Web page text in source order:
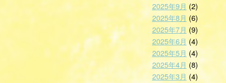
2025年9月 (2)
2025年8月 (6)
2025年7月 (9)
2025年6月(4)
2025年5月 (4)
2025年4月 (8)
2025年3月 (4)